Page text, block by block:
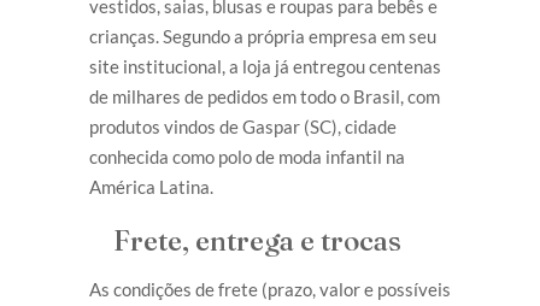
vestidos, saias, blusas e roupas para bebês e
crianças. Segundo a própria empresa em seu
site institucional, a loja já entregou centenas
de milhares de pedidos em todo o Brasil, com
produtos vindos de Gaspar (SC), cidade
conhecida como polo de moda infantil na
América Latina.
Frete, entrega e trocas
As condições de frete (prazo, valor e possíveis